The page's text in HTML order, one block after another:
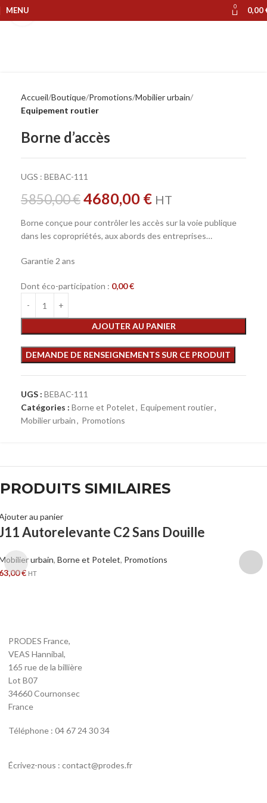
MENU 0 0,00
Accueil Boutique Promotions Mobilier urbain
Equipement routier
Borne d’accès
UGS : BEBAC-111
5850,00€4680,00 € HT
Borne conçue pour contrôler les accès sur la voie publique
dans les copropriétés, aux abords des entreprises…
Garantie 2 ans
Dont éco-participation : 0,00€
AJOUTER AU PANIER
UGS : BEBAC-111
Catégories : Borne et Potelet, Equipement routier,
Mobilier urbain, Promotions
PRODUITS SIMILAIRES
au panier
Autorelevante C2 Sans Douille
urbain,Borne et Potelet, Promotions
€ HT
PRODES France,
VEAS Hannibal,
165 rue de la billière
Lot B07
34660 Cournonsec
France
Téléphone : 04 67 24 30 34
Écrivez-nous : contact@prodes.fr